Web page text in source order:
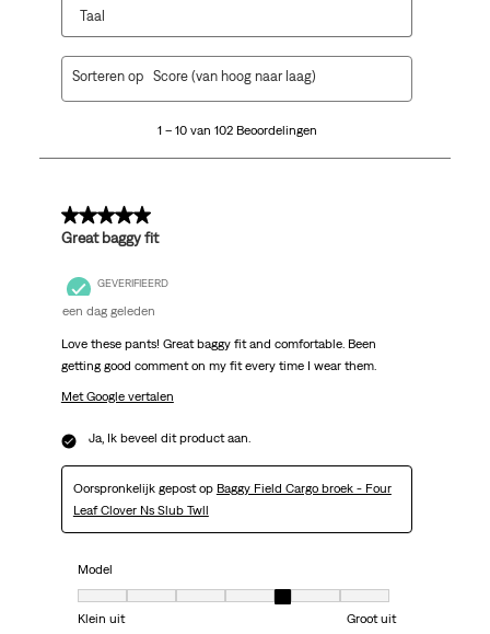
Taal
102
1 – 10 van 102 Beoordelingen
Sorteren op Score (van hoog naar laag)
5 van 5 sterren.
Great baggy fit
GEVERIFIEERD
een dag geleden
Love these pants! Great baggy fit and comfortable. Been
getting good comment on my fit every time I wear them.
Met Google vertalen
Ja, Ik beveel dit product aan.
Oorspronkelijk gepost op Baggy Field Cargo broek - Four
Leaf Clover Ns Slub Twll
Model
Model, 5 van 7, waarbij 1 gelijk is aan Klein uit en 7 gelijk is aan Groot uit
Klein uit
Groot uit